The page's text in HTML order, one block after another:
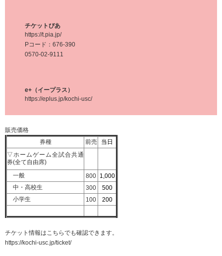
チケットぴあ
https://t.pia.jp/
Pコード：676-390
0570-02-9111
e+（イープラス）
https://eplus.jp/kochi-usc/
販売価格
券種
前売
当日
▽ホームゲーム全試合共通
券(全て自由席)
一般 800
1,000
中・高校生
300
500
小学生
100 200
チケット情報はこちらでも確認できます。
https://kochi-usc.jp/ticket/